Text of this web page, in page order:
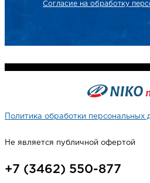
Согласие на обработку
Политика обработки персональных
Не является публичной офертой
+7 (3462) 550-877